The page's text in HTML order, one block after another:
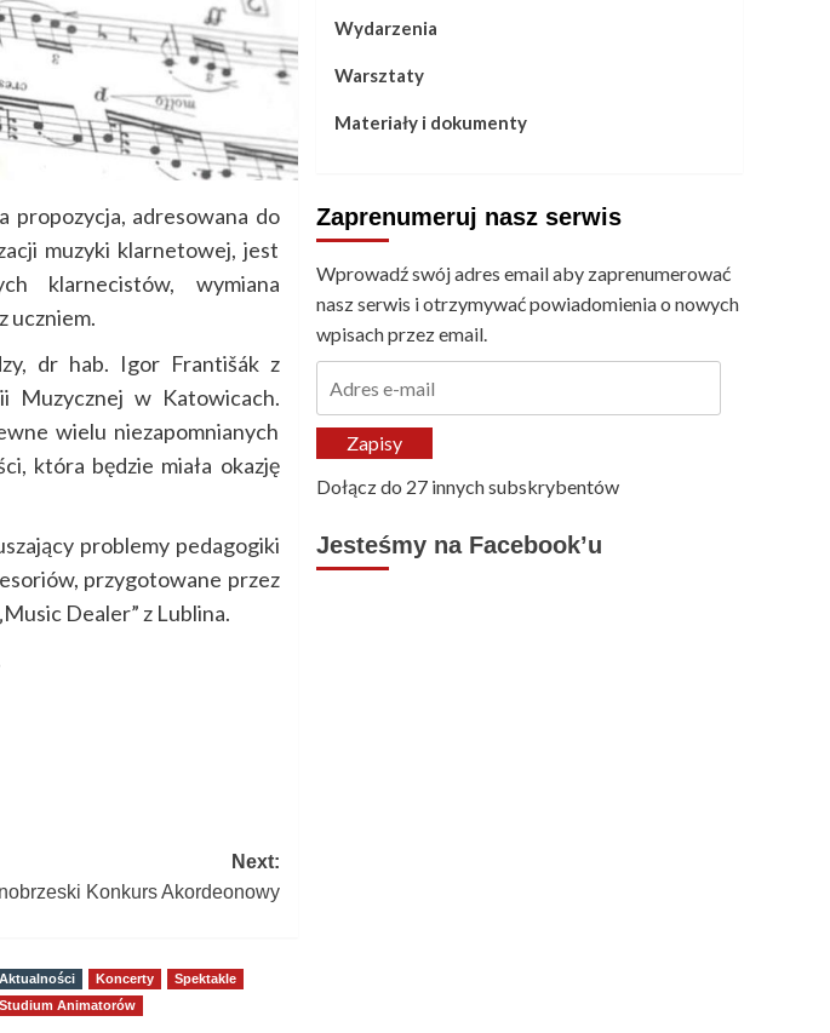
propozycja, adresowana do
muzyki klarnetowej, jest
klarnecistów, wymiana
uczniem.
dr hab. Igor Františák z
Muzycznej w Katowicach.
wielu niezapomnianych
która będzie miała okazję
problemy pedagogiki
przygotowane przez
Dealer” z Lublina.
Next:
Konkurs Akordeonowy
Aktualności Koncerty
Spektakle
Studium Animatorów
Wydarzenia
Warsztaty
Materiały i dokumenty
Zaprenumeruj nasz serwis
Wprowadź swój adres email aby zaprenumerować
nasz serwis i otrzymywać powiadomienia o nowych
wpisach przez email.
mailZapisy
Dołącz do 27 innych subskrybentów
Jesteśmy na Facebook’u